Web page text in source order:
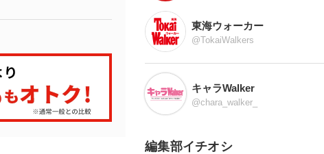
東海ウォーカー
@TokaiWalkers
キャラWalker
@chara_walker_
編集部イチオシ